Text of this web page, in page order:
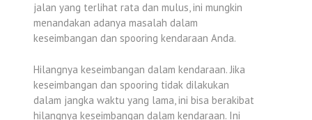
jalan yang terlihat rata dan mulus, ini mungkin
menandakan adanya masalah dalam
keseimbangan dan spooring kendaraan Anda.
Hilangnya keseimbangan dalam kendaraan. Jika
keseimbangan dan spooring tidak dilakukan
dalam jangka waktu yang lama, ini bisa berakibat
hilangnya keseimbangan dalam kendaraan. Ini